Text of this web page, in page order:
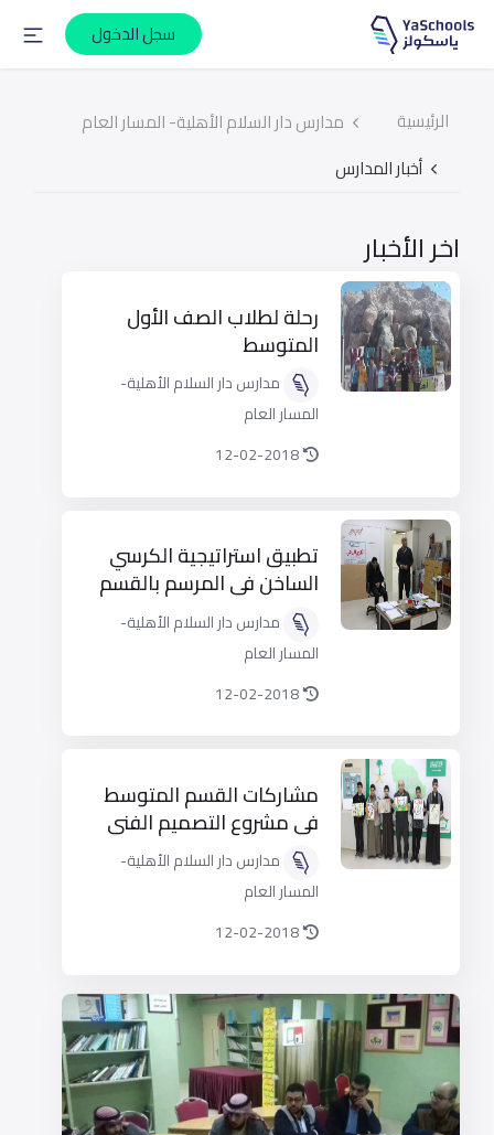
سجل الدخول
الرئيسية
مدارس دار السلام الأهلية- المسار العام
أخبار المدارس
اخر الأخبار
رحلة لطلاب الصف الأول
المتوسط
مدارس دار السلام الأهلية-
المسار العام
12-02-2018
​تطبيق استراتيجية الكرسي
الساخن في المرسم بالقسم
المتوسط‎مدارس دار السلام الأهلية-
المسار العام
12-02-2018
​مشاركات القسم المتوسط
في مشروع التصميم الفني‎
مدارس دار السلام الأهلية-
المسار العام
12-02-2018